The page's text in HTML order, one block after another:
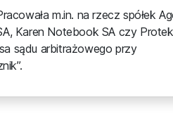
m.in. na rzecz spółek
Karen Notebook SA czy
sądu arbitrażowego przy